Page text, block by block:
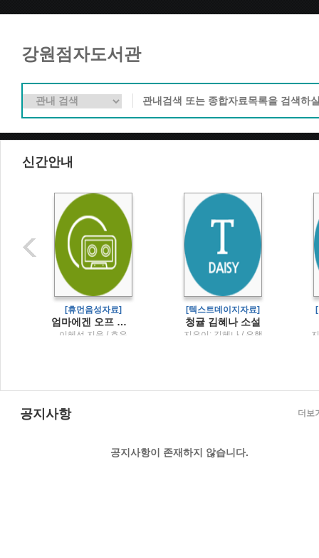
강원점자도서관
신간안내
[휴먼음성자료]
엄마에겐 오프 스위치가 필요해 퇴근 없는 워킹맘의 일상 공감 에세이
이혜선 지음 / 호우
[텍스트데이지자료]
청귤 김혜나 소설
지은이: 김혜나 / 은행
공지사항
공지사항이 존재하지 않습니다.
더보